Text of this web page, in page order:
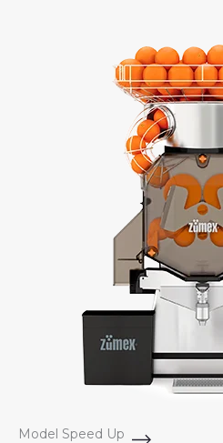
Model Speed Up